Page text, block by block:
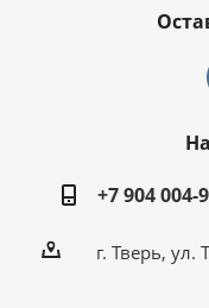
+7 904 004-
г. Тверь, ул.